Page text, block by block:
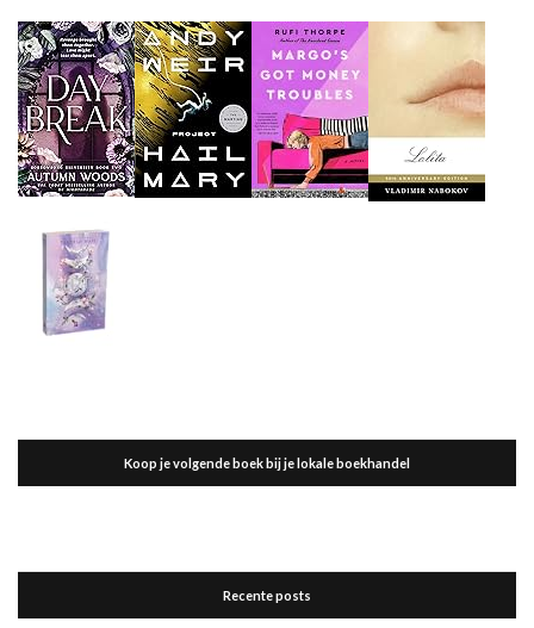
Koop je volgende boek bij je lokale boekhandel
Recente posts